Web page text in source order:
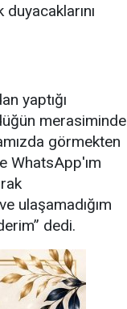
yaptığı
merasiminde
görmekten
WhatsApp'ım
ulaşamadığım
dedi.